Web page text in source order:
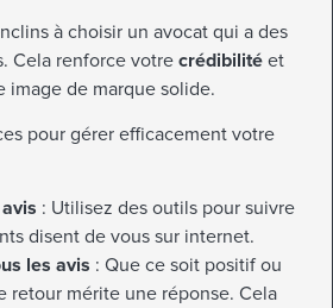
à choisir un avocat qui a des
Cela renforce votre crédibilité et
image de marque solide.
pour gérer efficacement votre
: Utilisez des outils pour suivre
disent de vous sur internet.
les avis : Que ce soit positif ou
retour mérite une réponse. Cela